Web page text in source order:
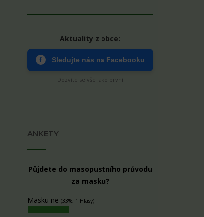
Aktuality z obce:
f Sledujte nás na Facebooku
Dozvíte se vše jako první
ANKETY
Půjdete do masopustního průvodu
za masku?
Masku ne (33%, 1 Hlasy)